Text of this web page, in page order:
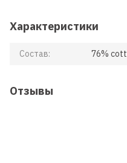
Характеристики
Состав: 76%
Отзывы